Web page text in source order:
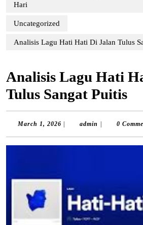
Hari
Uncategorized
Analisis Lagu Hati Hati Di Jalan Tulus
Analisis Lagu Hati
Tulus Sangat Puitis
March 1, 2026 Marchadmin admin 0